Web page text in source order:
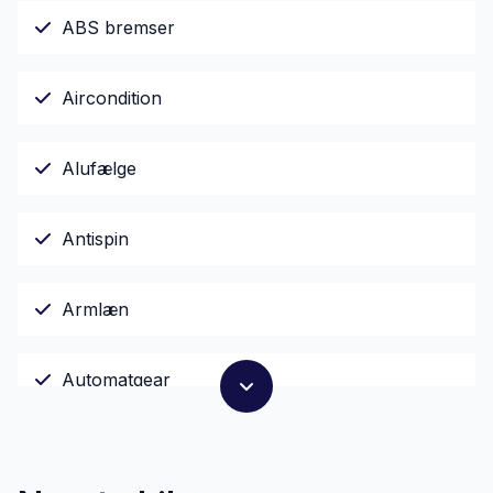
ABS bremser
Aircondition
Alufælge
Antispin
Armlæn
Automatgear